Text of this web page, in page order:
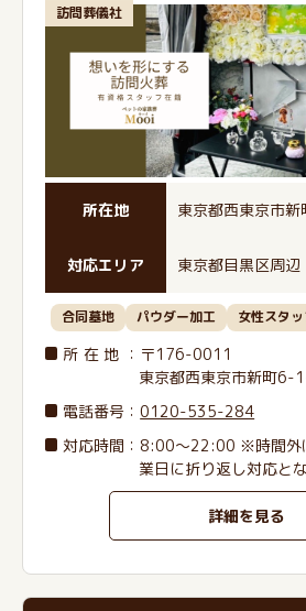
訪問葬儀社
所在地 東京都西東京市
対応エリア 東京都目黒区周辺
合同墓地 パウダー加工 女性スタ
所在地 ：〒176-0011
東京都西東京市新町6-
電話番号 ：0120-535-284
対応時間：8:00～22:00 ※時間外
業日に折り返し対応と
詳細を見る